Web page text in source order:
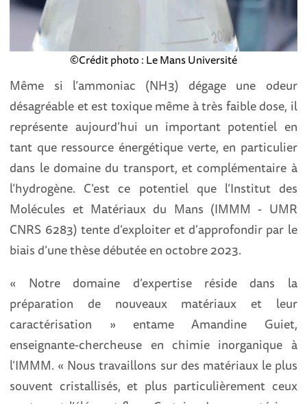
©Crédit photo : Le Mans Université
Même si l’ammoniac (NH3) dégage une odeur
désagréable et est toxique même à très faible dose, il
représente aujourd’hui un important potentiel en
tant que ressource énergétique verte, en particulier
dans le domaine du transport, et complémentaire à
l’hydrogène. C’est ce potentiel que l’Institut des
Molécules et Matériaux du Mans (IMMM - UMR
CNRS 6283) tente d’exploiter et d’approfondir par le
biais d’une thèse débutée en octobre 2023.
« Notre domaine d’expertise réside dans la
préparation de nouveaux matériaux et leur
caractérisation » entame Amandine Guiet,
enseignante-chercheuse en chimie inorganique à
l’IMMM. « Nous travaillons sur des matériaux le plus
souvent cristallisés, et plus particulièrement ceux